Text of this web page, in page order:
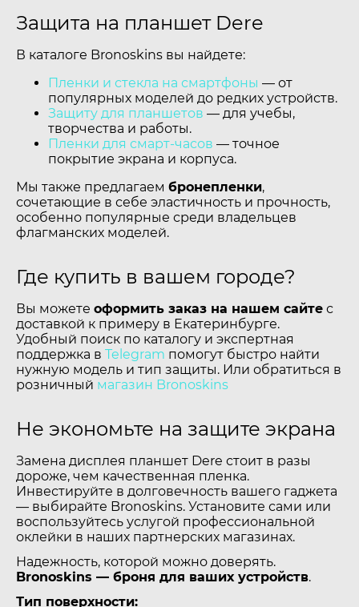
Защита на планшет Dere
В каталоге Bronoskins вы найдете:
Пленки и стекла на смартфоны — от
популярных моделей до редких устройств.
Защиту для планшетов — для учебы,
творчества и работы.
Пленки для смарт-часов — точное
покрытие экрана и корпуса.
Мы также предлагаем бронепленки,
сочетающие в себе эластичность и прочность,
особенно популярные среди владельцев
флагманских моделей.
Где купить в вашем городе?
Вы можете оформить заказ на нашем сайте с
доставкой к примеру в Екатеринбурге.
Удобный поиск по каталогу и экспертная
поддержка в Telegram помогут быстро найти
нужную модель и тип защиты. Или обратиться в
розничный магазин Bronoskins
Не экономьте на защите экрана
Замена дисплея планшет Dere стоит в разы
дороже, чем качественная пленка.
Инвестируйте в долговечность вашего гаджета
— выбирайте Bronoskins. Установите сами или
воспользуйтесь услугой профессиональной
оклейки в наших партнерских магазинах.
Надежность, которой можно доверять.
Bronoskins — броня для ваших устройств.
Тип поверхности: